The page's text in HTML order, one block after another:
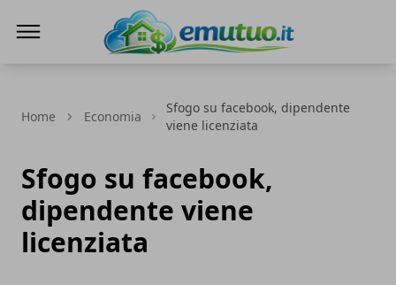
Home Economia
Sfogo su facebook, dipendente
viene licenziata
Sfogo su facebook,
dipendente viene
licenziata